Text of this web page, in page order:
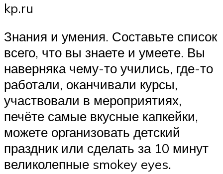
kp.ru
Знания и умения. Составьте список
всего, что вы знаете и умеете. Вы
наверняка чему-то учились, где-то
работали, оканчивали курсы,
участвовали в мероприятиях,
печёте самые вкусные капкейки,
можете организовать детский
праздник или сделать за 10 минут
великолепные smokey eyes.